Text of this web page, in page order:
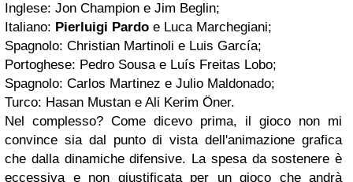
Inglese: Jon Champion e Jim Beglin;
Italiano: Pierluigi Pardo e Luca Marchegiani;
Spagnolo: Christian Martinoli e Luis García;
Portoghese: Pedro Sousa e Luís Freitas Lobo;
Spagnolo: Carlos Martinez e Julio Maldonado;
Turco: Hasan Mustan e Ali Kerim Öner.
Nel complesso? Come dicevo prima, il gioco non mi
convince sia dal punto di vista dell'animazione grafica
che dalla dinamiche difensive. La spesa da sostenere è
eccessiva e non giustificata per un gioco che andrà